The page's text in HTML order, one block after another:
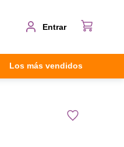
Entrar
Los más vendidos